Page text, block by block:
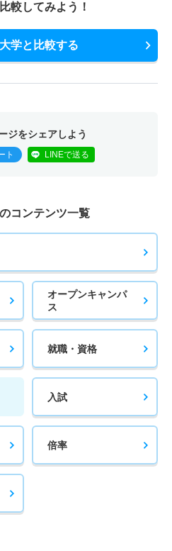
較してみよう！
学と比較する
ジをシェアしよう
ト LINEで送る
コンテンツ一覧
オープンキャンパ
ス
就職・資格
入試
倍率